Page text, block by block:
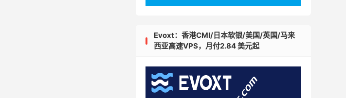
Evoxt：香港CMI/日本软银/美国/英国/马来
西亚高速VPS，月付2.84 美元起